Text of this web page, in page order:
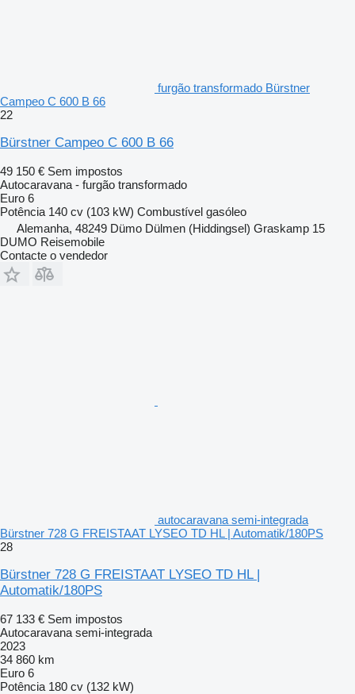
furgão transformado Bürstner
Campeo C 600 B 66
22
Bürstner Campeo C 600 B 66
49 150 € Sem impostos
Autocaravana - furgão transformado
Euro 6
Potência 140 cv (103 kW) Combustível gasóleo
Alemanha, 48249 Dümo Dülmen (Hiddingsel) Graskamp 15
DUMO Reisemobile
Contacte o vendedor
autocaravana semi-integrada
Bürstner 728 G FREISTAAT LYSEO TD HL | Automatik/180PS
28
Bürstner 728 G FREISTAAT LYSEO TD HL |
Automatik/180PS
67 133 € Sem impostos
Autocaravana semi-integrada
2023
34 860 km
Euro 6
Potência 180 cv (132 kW)